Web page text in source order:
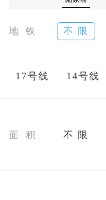
地 铁 不 限
17号线 14号线
面 积 不 限